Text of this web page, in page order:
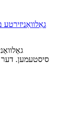
גאַלוואַניזירטע